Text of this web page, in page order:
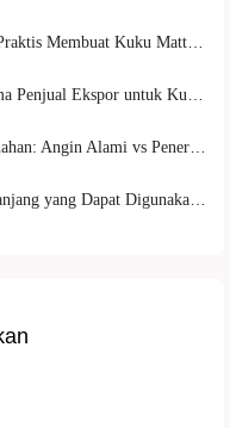
Kuku Matte di Rumah
Berkualitas Tinggi dan Ramah Lingkungan
Lampu UV, Yang Mana Lebih Efisien?
Asia dan Strategi Meningkatkan Pembelian Ulang Pelanggan